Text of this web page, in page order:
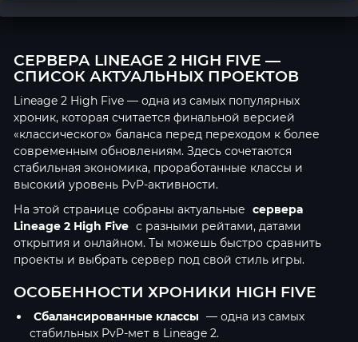
СЕРВЕРА LINEAGE 2 HIGH FIVE —
СПИСОК АКТУАЛЬНЫХ ПРОЕКТОВ
Lineage 2 High Five — одна из самых популярных
хроник, которая считается финальной версией
«классического» баланса перед переходом к более
современным обновлениям. Здесь сочетаются
стабильная экономика, проработанные классы и
высокий уровень PvP-активности.
На этой странице собраны актуальные сервера
Lineage 2 High Five с разными рейтами, датами
открытия и онлайном. Ты можешь быстро сравнить
проекты и выбрать сервер под свой стиль игры.
ОСОБЕННОСТИ ХРОНИКИ HIGH FIVE
Сбалансированные классы — одна из самых
стабильных PvP-мет в Lineage 2.